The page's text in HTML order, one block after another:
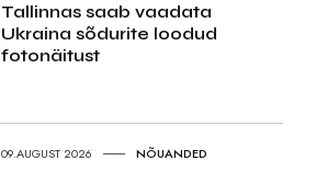
Tallinnas saab vaadata
Ukraina sõdurite loodud
fotonäitust
09.AUGUST 2026 NÕUANDED